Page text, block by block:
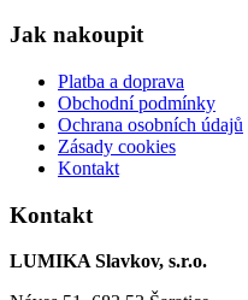
Jak nakoupit
Platba a doprava
Obchodní podmínky
Ochrana osobních údajů
Zásady cookies
Kontakt
Kontakt
LUMIKA Slavkov, s.r.o.